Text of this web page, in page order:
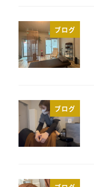
ブログ
ブログ